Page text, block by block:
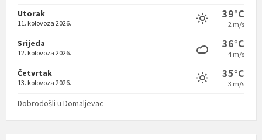
Utorak
11. kolovoza 2026.
39°C
2 m/s
Srijeda
12. kolovoza 2026.
36°C
4 m/s
Četvrtak
13. kolovoza 2026.
35°C
3 m/s
Dobrodošli u Domaljevac